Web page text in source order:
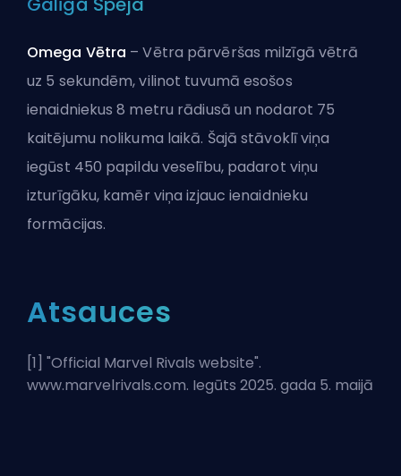
Omega Vētra – Vētra pārvēršas milzīgā vētrā
uz 5 sekundēm, vilinot tuvumā esošos
ienaidniekus 8 metru rādiusā un nodarot 75
kaitējumu nolikuma laikā. Šajā stāvoklī viņa
iegūst 450 papildu veselību, padarot viņu
izturīgāku, kamēr viņa izjauc ienaidnieku
formācijas.
Atsauces
[1] "Official Marvel Rivals website".
www.marvelrivals.com. Iegūts 2025. gada 5. maijā